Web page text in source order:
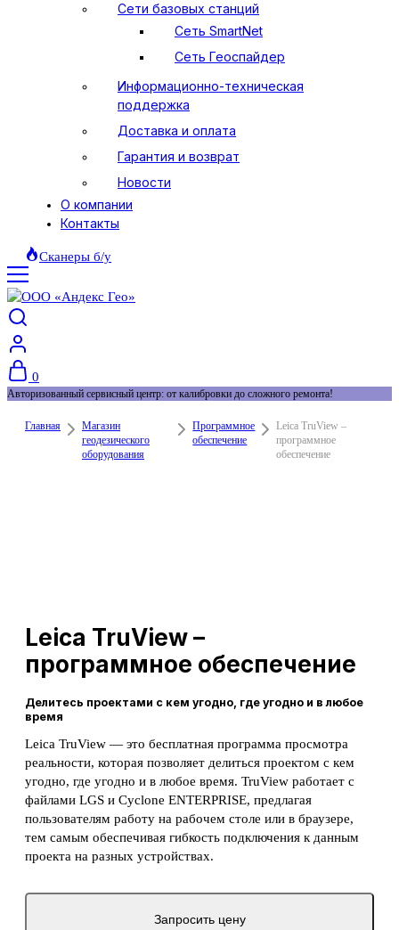
Сети базовых станций
Сеть SmartNet
Сеть Геоспайдер
Информационно-техническая
поддержка
Доставка и оплата
Гарантия и возврат
Новости
О компании
Контакты
Сканеры б/у
0
Авторизованный сервисный центр: от калибровки до сложного ремонта!
Главная
Магазин
геодезического
оборудования
Программное
обеспечение
Leica TruView –
программное
обеспечение
Leica TruView –
программное обеспечение
Делитесь проектами с кем угодно, где угодно и в любое
время
Leica TruView ― это бесплатная программа просмотра
реальности, которая позволяет делиться проектом с кем
угодно, где угодно и в любое время. TruView работает с
файлами LGS и Cyclone ENTERPRISE, предлагая
пользователям работу на рабочем столе или в браузере,
тем самым обеспечивая гибкость подключения к данным
проекта на разных устройствах.
Запросить цену